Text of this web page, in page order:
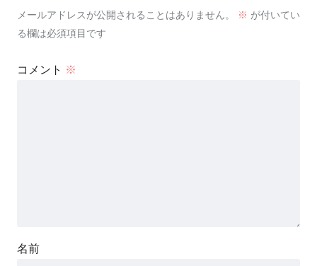
メールアドレスが公開されることはありません。 ※ が付いてい
る欄は必須項目です
コメント ※
名前